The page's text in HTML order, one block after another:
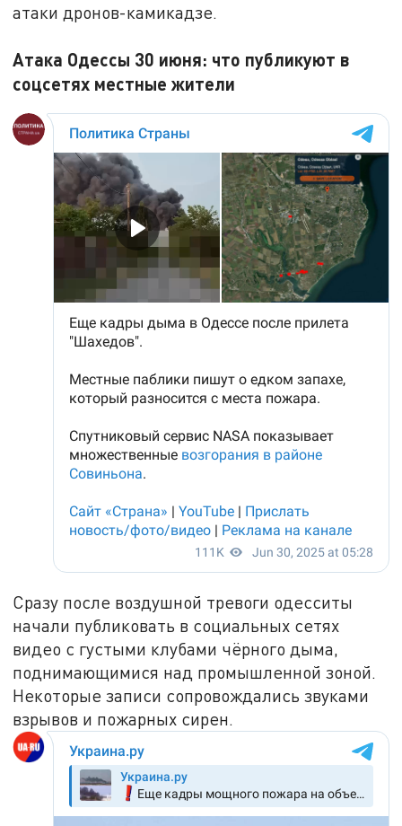
атаки дронов-камикадзе.
Атака Одессы 30 июня: что публикуют в
соцсетях местные жители
Сразу после воздушной тревоги одесситы
начали публиковать в социальных сетях
видео с густыми клубами чёрного дыма,
поднимающимися над промышленной зоной.
Некоторые записи сопровождались звуками
взрывов и пожарных сирен.